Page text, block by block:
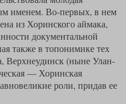
именем. Во-первых, в нем
из Хоринского аймака,
документальной
также в топонимике тех
Верхнеудинск (ныне Улан-
— Хоринская
роли, придав ее